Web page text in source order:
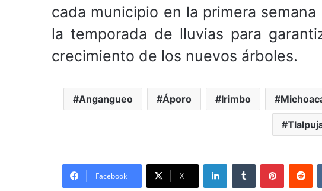
cada municipio en la primera
la temporada de lluvias para
crecimiento de los nuevos árboles.
Angangueo Áporo Irimbo
Facebook X
LinkedInTumblr Pinterest